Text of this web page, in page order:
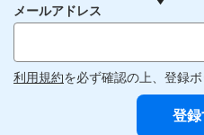
メールアドレス
利用規約を必ず確認の上、登録